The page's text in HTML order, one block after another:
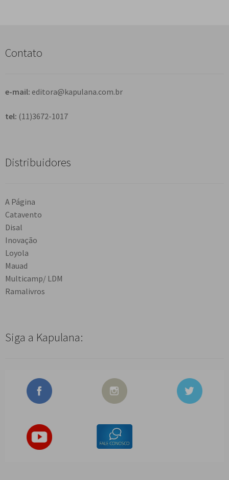
a
Contato
e-mail: editora@kapulana.com.br
tel: (11)3672-1017
Distribuidores
A Página
Catavento
Disal
Inovação
Loyola
Mauad
Multicamp/ LDM
Ramalivros
Siga a Kapulana: